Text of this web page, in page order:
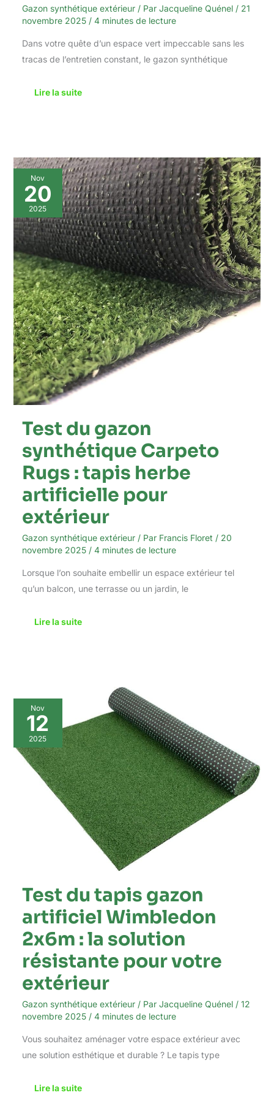
Gazon synthétique extérieur/ Par Jacqueline Quénel / 21
novembre 2025 / 4 minutes de lecture
Dans votre quête d’un espace vert impeccable sans les
tracas de l’entretien constant, le gazon synthétique
Lire la suite
Nov
20
2025
Test du gazon
synthétique Carpeto
Rugs : tapis herbe
artificielle pour
extérieur
Gazon synthétique extérieur/ Par Francis Floret / 20
novembre 2025 / 4 minutes de lecture
Lorsque l’on souhaite embellir un espace extérieur tel
qu’un balcon, une terrasse ou un jardin, le
Test
du
gazon
synthétique
Carpeto
Rugs
:
tapis
herbe
artificielle
pour
extérieur
Lire la suite
Nov
12
2025
Test du tapis gazon
artificiel Wimbledon
2x6m : la solution
résistante pour votre
extérieur
Gazon synthétique extérieur/ Par Jacqueline Quénel / 12
novembre 2025 / 4 minutes de lecture
Vous souhaitez aménager votre espace extérieur avec
une solution esthétique et durable ? Le tapis type
Test
du
tapis
gazon
artificiel
Wimbledon
2x6m
solution
résistante
Lire la suite